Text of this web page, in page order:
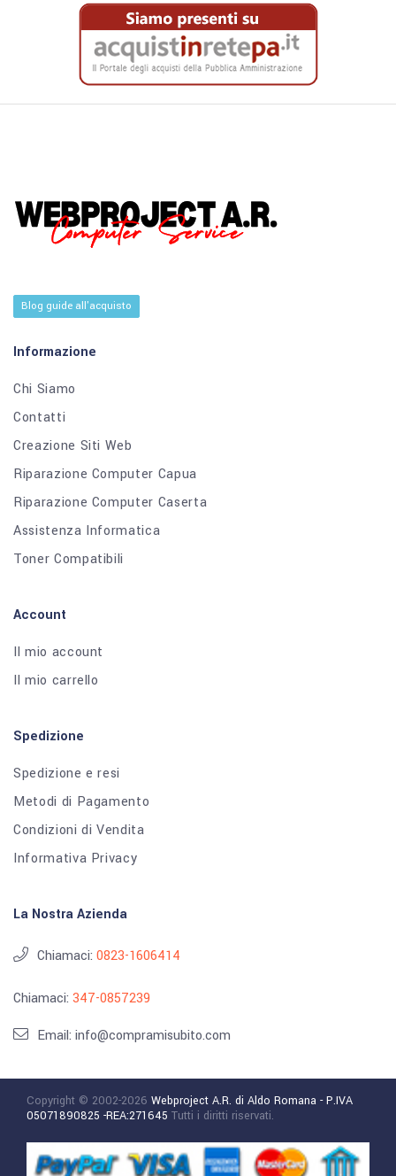
Blog guide all'acquisto
Informazione
Chi Siamo
Contatti
Creazione Siti Web
Riparazione Computer Capua
Riparazione Computer Caserta
Assistenza Informatica
Toner Compatibili
Account
Il mio account
Il mio carrello
Spedizione
Spedizione e resi
Metodi di Pagamento
Condizioni di Vendita
Informativa Privacy
La Nostra Azienda
Chiamaci: 0823-1606414
Chiamaci: 347-0857239
Email: info@compramisubito.com
Copyright © 2002-2026 Webproject A.R. di Aldo Romana - P.IVA
05071890825 -REA:271645 Tutti i diritti riservati.